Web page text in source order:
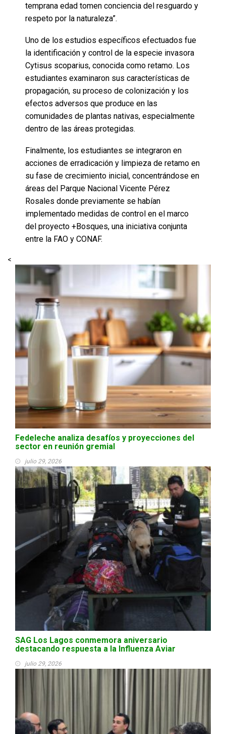
temprana edad tomen conciencia del resguardo y
respeto por la naturaleza”.
Uno de los estudios específicos efectuados fue
la identificación y control de la especie invasora
Cytisus scoparius, conocida como retamo. Los
estudiantes examinaron sus características de
propagación, su proceso de colonización y los
efectos adversos que produce en las
comunidades de plantas nativas, especialmente
dentro de las áreas protegidas.
Finalmente, los estudiantes se integraron en
acciones de erradicación y limpieza de retamo en
su fase de crecimiento inicial, concentrándose en
áreas del Parque Nacional Vicente Pérez
Rosales donde previamente se habían
implementado medidas de control en el marco
del proyecto +Bosques, una iniciativa conjunta
entre la FAO y CONAF.
<
Fedeleche analiza desafíos y proyecciones del
sector en reunión gremial
julio 29, 2026
SAG Los Lagos conmemora aniversario
destacando respuesta a la Influenza Aviar
julio 29, 2026